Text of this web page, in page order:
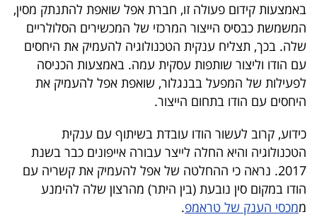
שיתופי
פעולה
ניוזלטרים
מייל
באמצעות קידום פעולה זו, חברת אפל שואפת להתנתק מסין,
המשמשת כבסיס הייצור המרכזי של המכשירים הסלולריים
שלה. בכך, תצליח ענקית הטכנולוגיה להעמיק את היחסים
עם הודו וליצור שותפות עסקית עמה. באמצעות הכניסה
לפעילות של המפעל בבנגלור, שואפת אפל להעמיק את
היחסים עם הודו בתחום הייצור.
כידוע, קרוב לעשור הודו עובדת בשיתוף עם ענקית
הטכנולוגיה והיא החלה לייצר עבורה אייפונים כבר בשנת
2017. נראה כי ההחלטה של אפל להעמיק את קשריה עם
הודו במקום סין נובעת (בין היתר) מהרצון שלה להימנע
ממכסי הענק של טראמפ.